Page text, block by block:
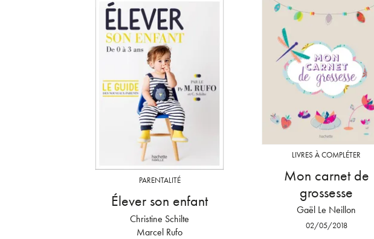
PARENTALITÉ
Élever son enfant
Christine Schilte
Marcel Rufo
LIVRES À COMPLÉTER
Mon carnet de
grossesse
Gaël Le Neillon
02/05/2018